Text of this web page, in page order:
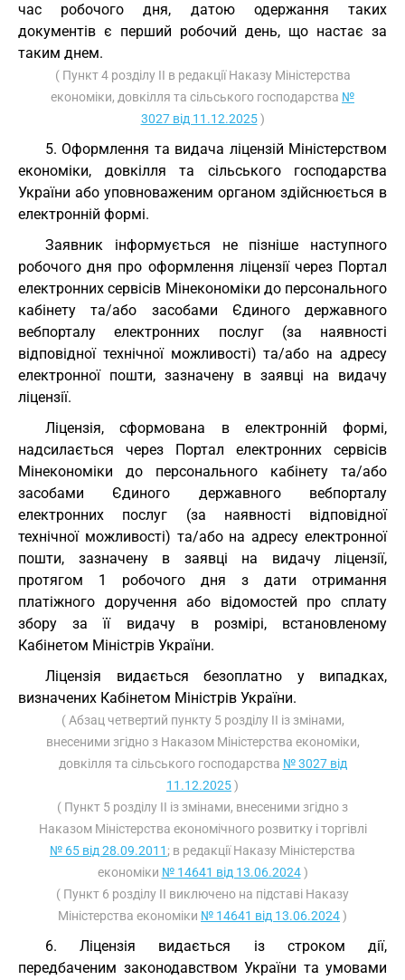
час робочого дня, датою одержання таких
документів є перший робочий день, що настає за
таким днем.
( Пункт 4 розділу II в редакції Наказу Міністерства
економіки, довкілля та сільського господарства №
3027 від 11.12.2025)
5. Оформлення та видача ліцензій Міністерством
економіки, довкілля та сільського господарства
України або уповноваженим органом здійснюється в
електронній формі.
Заявник інформується не пізніше наступного
робочого дня про оформлення ліцензії через Портал
електронних сервісів Мінекономіки до персонального
кабінету та/або засобами Єдиного державного
вебпорталу електронних послуг (за наявності
відповідної технічної можливості) та/або на адресу
електронної пошти, зазначену в заявці на видачу
ліцензії.
Ліцензія, сформована в електронній формі,
надсилається через Портал електронних сервісів
Мінекономіки до персонального кабінету та/або
засобами Єдиного державного вебпорталу
електронних послуг (за наявності відповідної
технічної можливості) та/або на адресу електронної
пошти, зазначену в заявці на видачу ліцензії,
протягом 1 робочого дня з дати отримання
платіжного доручення або відомостей про сплату
збору за її видачу в розмірі, встановленому
Кабінетом Міністрів України.
Ліцензія видається безоплатно у випадках,
визначених Кабінетом Міністрів України.
( Абзац четвертий пункту 5 розділу ІI із змінами,
внесеними згідно з Наказом Міністерства економіки,
довкілля та сільського господарства № 3027 від
11.12.2025)
( Пункт 5 розділу II із змінами, внесеними згідно з
Наказом Міністерства економічного розвитку і торгівлі
№ 65 від 28.09.2011 ; в редакції Наказу Міністерства
економіки № 14641 від 13.06.2024)
( Пункт 6 розділу II виключено на підставі Наказу
Міністерства економіки № 14641 від 13.06.2024)
6. Ліцензія видається із строком дії,
передбаченим законодавством України та умовами